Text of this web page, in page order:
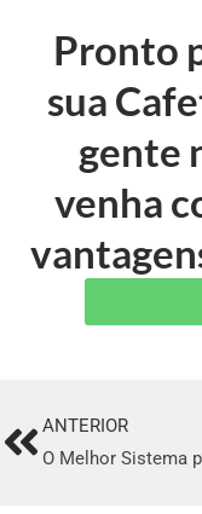
Pronto
sua
gente
venha
PrevANTERIOR